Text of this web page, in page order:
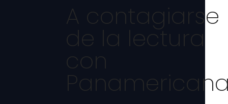
A contagiarse
de la lectura
con